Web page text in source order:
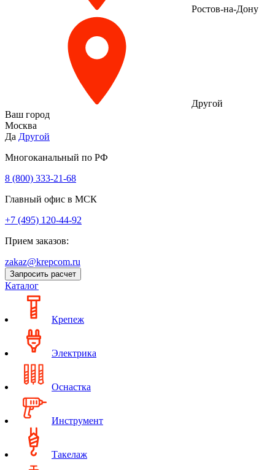
Ростов-на-Дону
Другой
Ваш город
Москва
Да Другой
Многоканальный по РФ
8 (800) 333‑21-68
Главный офис в МСК
+7 (495) 120-44-92
Прием заказов:
zakaz@krepcom.ru
Запросить расчет
Каталог
Крепеж
Электрика
Оснастка
Инструмент
Такелаж